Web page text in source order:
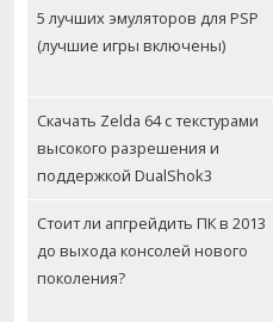
5 лучших эмуляторов для PSP
(лучшие игры включены)
Скачать Zelda 64 с текстурами
высокого разрешения и
поддержкой DualShok3
Стоит ли апгрейдить ПК в 2013
до выхода консолей нового
поколения?